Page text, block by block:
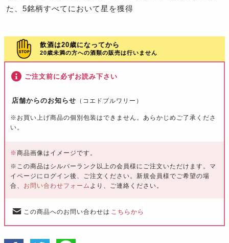
た、5銘柄すべてにおいて星を獲得
飲酒は20歳になってから
20歳未満の方への酒類の販売は行いません
ご注文前に必ずお読み下さい
店舗からのお知らせ （コエドブルワリー）
※お買い上げ商品の個別包装はできません。あらかじめご了承くださ
い。
※商品画像はイメージです。
※この商品はシルバーランク以上の会員様にご注文いただけます。マ
イページにログイン後、ご注文ください。新規会員様でご希望の場
合、 お問い合わせフォーム より、ご連絡ください。
この商品へのお問い合わせは こちらから